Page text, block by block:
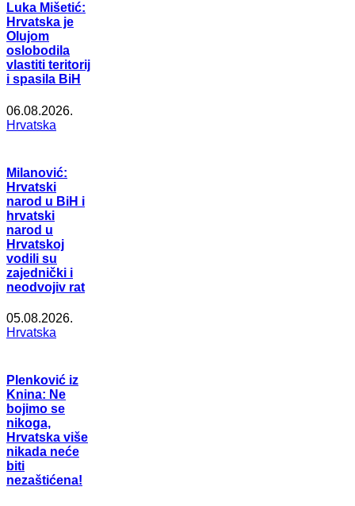
Luka Mišetić:
Hrvatska je
Olujom
oslobodila
vlastiti teritorij
i spasila BiH
06.08.2026.
Hrvatska
Milanović:
Hrvatski
narod u BiH i
hrvatski
narod u
Hrvatskoj
vodili su
zajednički i
neodvojiv rat
05.08.2026.
Hrvatska
Plenković iz
Knina: Ne
bojimo se
nikoga,
Hrvatska više
nikada neće
biti
nezaštićena!